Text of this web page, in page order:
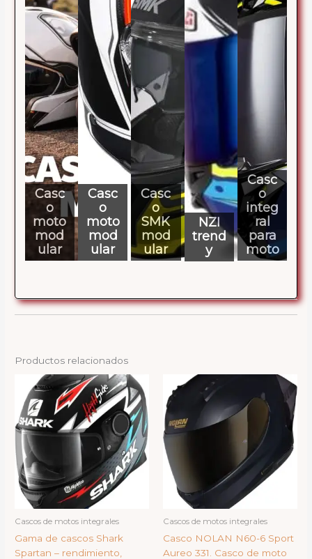
Casc
o
moto
mod
ular
Casc
o
moto
mod
ular
Casc
o
SMK
mod
ular
NZI
trend
y
Casc
o
integ
ral
para
moto
Productos relacionados
Cascos de motos integrales
Gama de cascos Shark
Spartan – rendimiento,
Cascos de motos integrales
Casco NOLAN N60-6 Sport
Aureo 331. Casco de moto